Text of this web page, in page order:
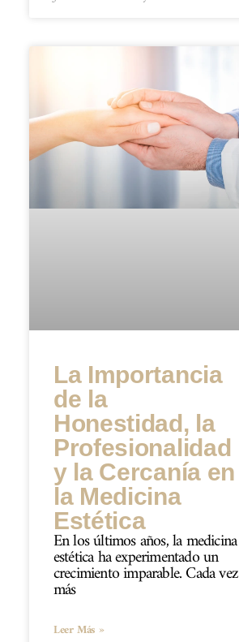
La Importancia
de la
Honestidad, la
Profesionalidad
y la Cercanía en
la Medicina
Estética
En los últimos años, la medicina
estética ha experimentado un
crecimiento imparable. Cada vez
más
Leer Más »